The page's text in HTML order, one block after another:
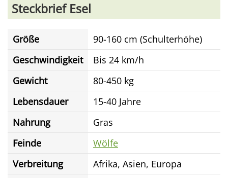
Steckbrief Esel
Größe
90-160 cm (Schulterhöhe)
Geschwindigkeit
Bis 24 km/h
Gewicht
80-450 kg
Lebensdauer
15-40 Jahre
Nahrung
Gras
Feinde
Wölfe
Verbreitung
Afrika, Asien, Europa